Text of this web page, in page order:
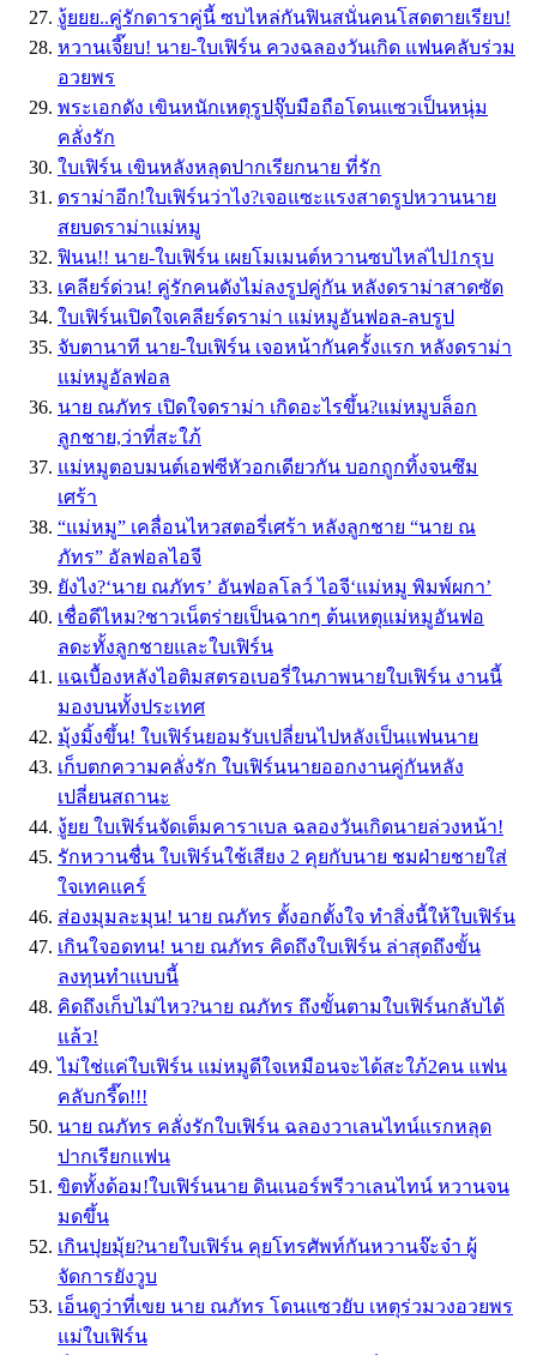
งู้ยยย..คู่รักดาราคู่นี้ ซบไหล่กันฟินสนั่นคนโสดตายเรียบ!
หวานเจี๊ยบ! นาย-ใบเฟิร์น ควงฉลองวันเกิด แฟนคลับร่วม
อวยพร
พระเอกดัง เขินหนักเหตุรูปจุ๊บมือถือโดนแซวเป็นหนุ่ม
คลั่งรัก
ใบเฟิร์น เขินหลังหลุดปากเรียกนาย ที่รัก
ดราม่าอีก!ใบเฟิร์นว่าไง?เจอแซะแรงสาดรูปหวานนาย
สยบดราม่าแม่หมู
ฟินน!! นาย-ใบเฟิร์น เผยโมเมนต์หวานซบไหล่ไป1กรุบ
เคลียร์ด่วน! คู่รักคนดังไม่ลงรูปคู่กัน หลังดราม่าสาดซัด
ใบเฟิร์นเปิดใจเคลียร์ดราม่า แม่หมูอันฟอล-ลบรูป
จับตานาที นาย-ใบเฟิร์น เจอหน้ากันครั้งแรก หลังดราม่า
แม่หมูอัลฟอล
นาย ณภัทร เปิดใจดราม่า เกิดอะไรขึ้น?แม่หมูบล็อก
ลูกชาย,ว่าที่สะใภ้
แม่หมูตอบมนต์เอฟซีหัวอกเดียวกัน บอกถูกทิ้งจนซึม
เศร้า
“แม่หมู” เคลื่อนไหวสตอรี่เศร้า หลังลูกชาย “นาย ณ
ภัทร” อัลฟอลไอจี
ยังไง?‘นาย ณภัทร’ อันฟอลโลว์ ไอจี‘แม่หมู พิมพ์ผกา’
เชื่อดีไหม?ชาวเน็ตร่ายเป็นฉากๆ ต้นเหตุแม่หมูอันฟอ
ลดะทั้งลูกชายและใบเฟิร์น
แฉเบื้องหลังไอติมสตรอเบอรี่ในภาพนายใบเฟิร์น งานนี้
มองบนทั้งประเทศ
มุ้งมิ้งขึ้น! ใบเฟิร์นยอมรับเปลี่ยนไปหลังเป็นแฟนนาย
เก็บตกความคลั่งรัก ใบเฟิร์นนายออกงานคู่กันหลัง
เปลี่ยนสถานะ
งู้ยย ใบเฟิร์นจัดเต็มคาราเบล ฉลองวันเกิดนายล่วงหน้า!
รักหวานชื่น ใบเฟิร์นใช้เสียง 2 คุยกับนาย ชมฝ่ายชายใส่
ใจเทคแคร์
ส่องมุมละมุน! นาย ณภัทร ตั้งอกตั้งใจ ทำสิ่งนี้ให้ใบเฟิร์น
เกินใจอดทน! นาย ณภัทร คิดถึงใบเฟิร์น ล่าสุดถึงขั้น
ลงทุนทำแบบนี้
คิดถึงเก็บไม่ไหว?นาย ณภัทร ถึงขั้นตามใบเฟิร์นกลับได้
แล้ว!
ไม่ใช่แค่ใบเฟิร์น แม่หมูดีใจเหมือนจะได้สะใภ้2คน แฟน
คลับกรี๊ด!!!
นาย ณภัทร คลั่งรักใบเฟิร์น ฉลองวาเลนไทน์แรกหลุด
ปากเรียกแฟน
ขิตทั้งด้อม!ใบเฟิร์นนาย ดินเนอร์พรีวาเลนไทน์ หวานจน
มดขึ้น
เกินปุยมุ้ย?นายใบเฟิร์น คุยโทรศัพท์กันหวานจ๊ะจ๋า ผู้
จัดการยังวูบ
เอ็นดูว่าที่เขย นาย ณภัทร โดนแซวยับ เหตุร่วมวงอวยพร
แม่ใบเฟิร์น